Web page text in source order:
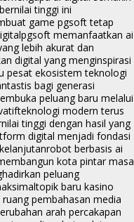
tinggi ini
game pgsoft tetap
pgsoft memanfaatkan ai
lebih akurat dan
digital yang menginspirasi
pesat ekosistem teknologi
bagi generasi
peluang baru melalui
teknologi modern terus
tinggi dengan hasil yang
digital menjadi fondasi
robot berbasis ai
kota pintar masa
peluang
topik baru kasino
pembahasan media
arah percakapan